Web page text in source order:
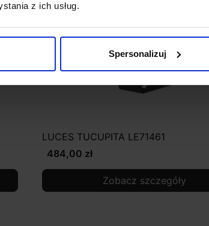
z ich usług.
Spersonalizuj
LUCES TUCUPITA LE71461
484,00 zł
Zobacz szczegóły